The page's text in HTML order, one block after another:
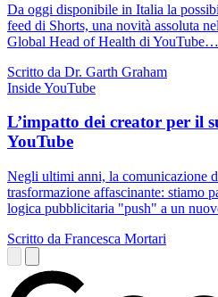
Da oggi disponibile in Italia la
feed di Shorts, una novità assoluta
Global Head of Health di YouTube…
Scritto da Dr. Garth Graham
Inside YouTube
L’impatto dei creator per il
YouTube
Negli ultimi anni, la comunicazione
trasformazione affascinante: stiamo
logica pubblicitaria "push" a un
Scritto da Francesca Mortari